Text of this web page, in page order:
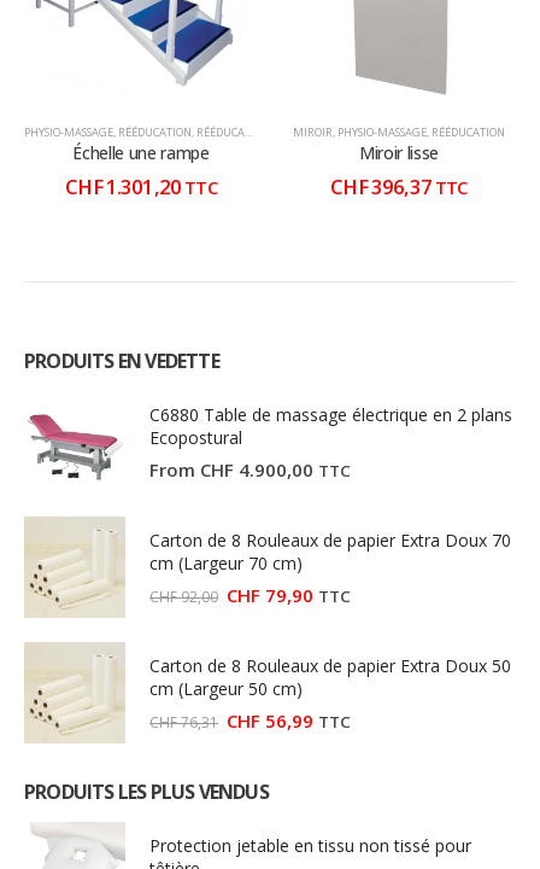
PHYSIO-MASSAGE, RÉÉDUCATION, RÉÉDUCATION NEURO
Échelle une rampe
CHF1.301,20 TTC
MIROIR, PHYSIO-MASSAGE, RÉÉDUCATION
Miroir lisse
CHF396,37 TTC
PRODUITS EN VEDETTE
C6880 Table de massage électrique en 2 plans
Ecopostural
From CHF 4.900,00 TTC
Carton de 8 Rouleaux de papier Extra Doux 70
cm (Largeur 70 cm)
CHF92,00 Le
CHF 92,00.
CHF 79,90Le
CHF 79,90.
TTC
Carton de 8 Rouleaux de papier Extra Doux 50
cm (Largeur 50 cm)
CHF76,31 Le
CHF 76,31.
CHF 56,99Le
TTC
PRODUITS LES PLUS VENDUS
Protection jetable en tissu non tissé pour